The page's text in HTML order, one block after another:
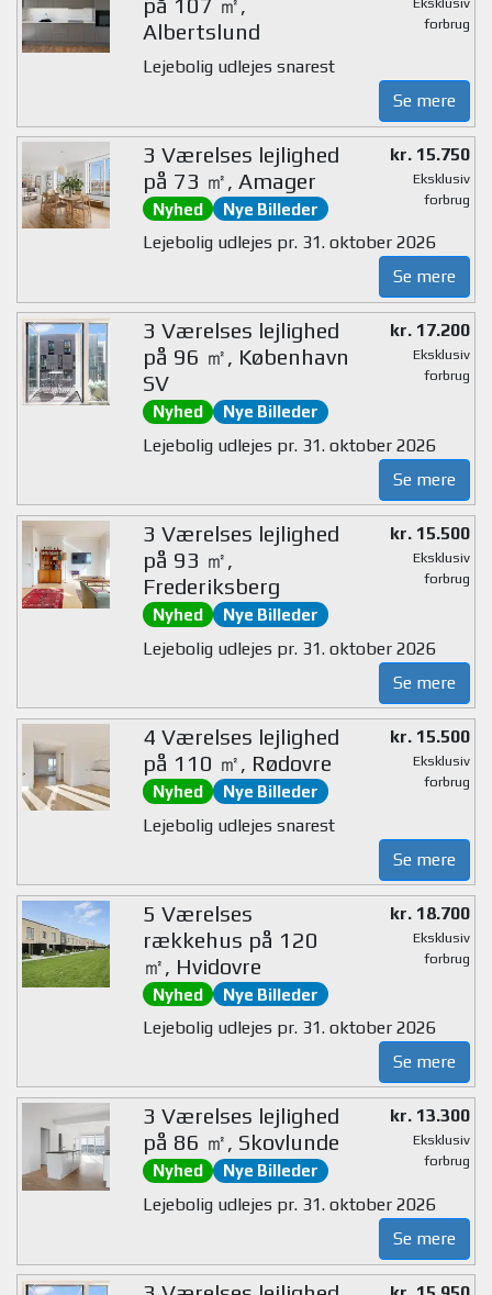
Albertslund
forbrug
Lejebolig udlejes snarest
Se mere
3 Værelses lejlighed
på 73 ㎡, Amager
Nyhed Nye Billeder
kr. 15.750
Eksklusiv
forbrug
Lejebolig udlejes pr. 31. oktober 2026
Se mere
3 Værelses lejlighed
på 96 ㎡, København
SV
Nyhed Nye Billeder
kr. 17.200
Eksklusiv
forbrug
Lejebolig udlejes pr. 31. oktober 2026
Se mere
3 Værelses lejlighed
på 93 ㎡,
Frederiksberg
Nyhed Nye Billeder
kr. 15.500
Eksklusiv
forbrug
Lejebolig udlejes pr. 31. oktober 2026
Se mere
4 Værelses lejlighed
på 110 ㎡, Rødovre
Nyhed Nye Billeder
kr. 15.500
Eksklusiv
forbrug
Lejebolig udlejes snarest
Se mere
5 Værelses
rækkehus på 120
㎡, Hvidovre
Nyhed Nye Billeder
kr. 18.700
Eksklusiv
forbrug
Lejebolig udlejes pr. 31. oktober 2026
Se mere
3 Værelses lejlighed
på 86 ㎡, Skovlunde
Nyhed Nye Billeder
kr. 13.300
Eksklusiv
forbrug
Lejebolig udlejes pr. 31. oktober 2026
Se mere